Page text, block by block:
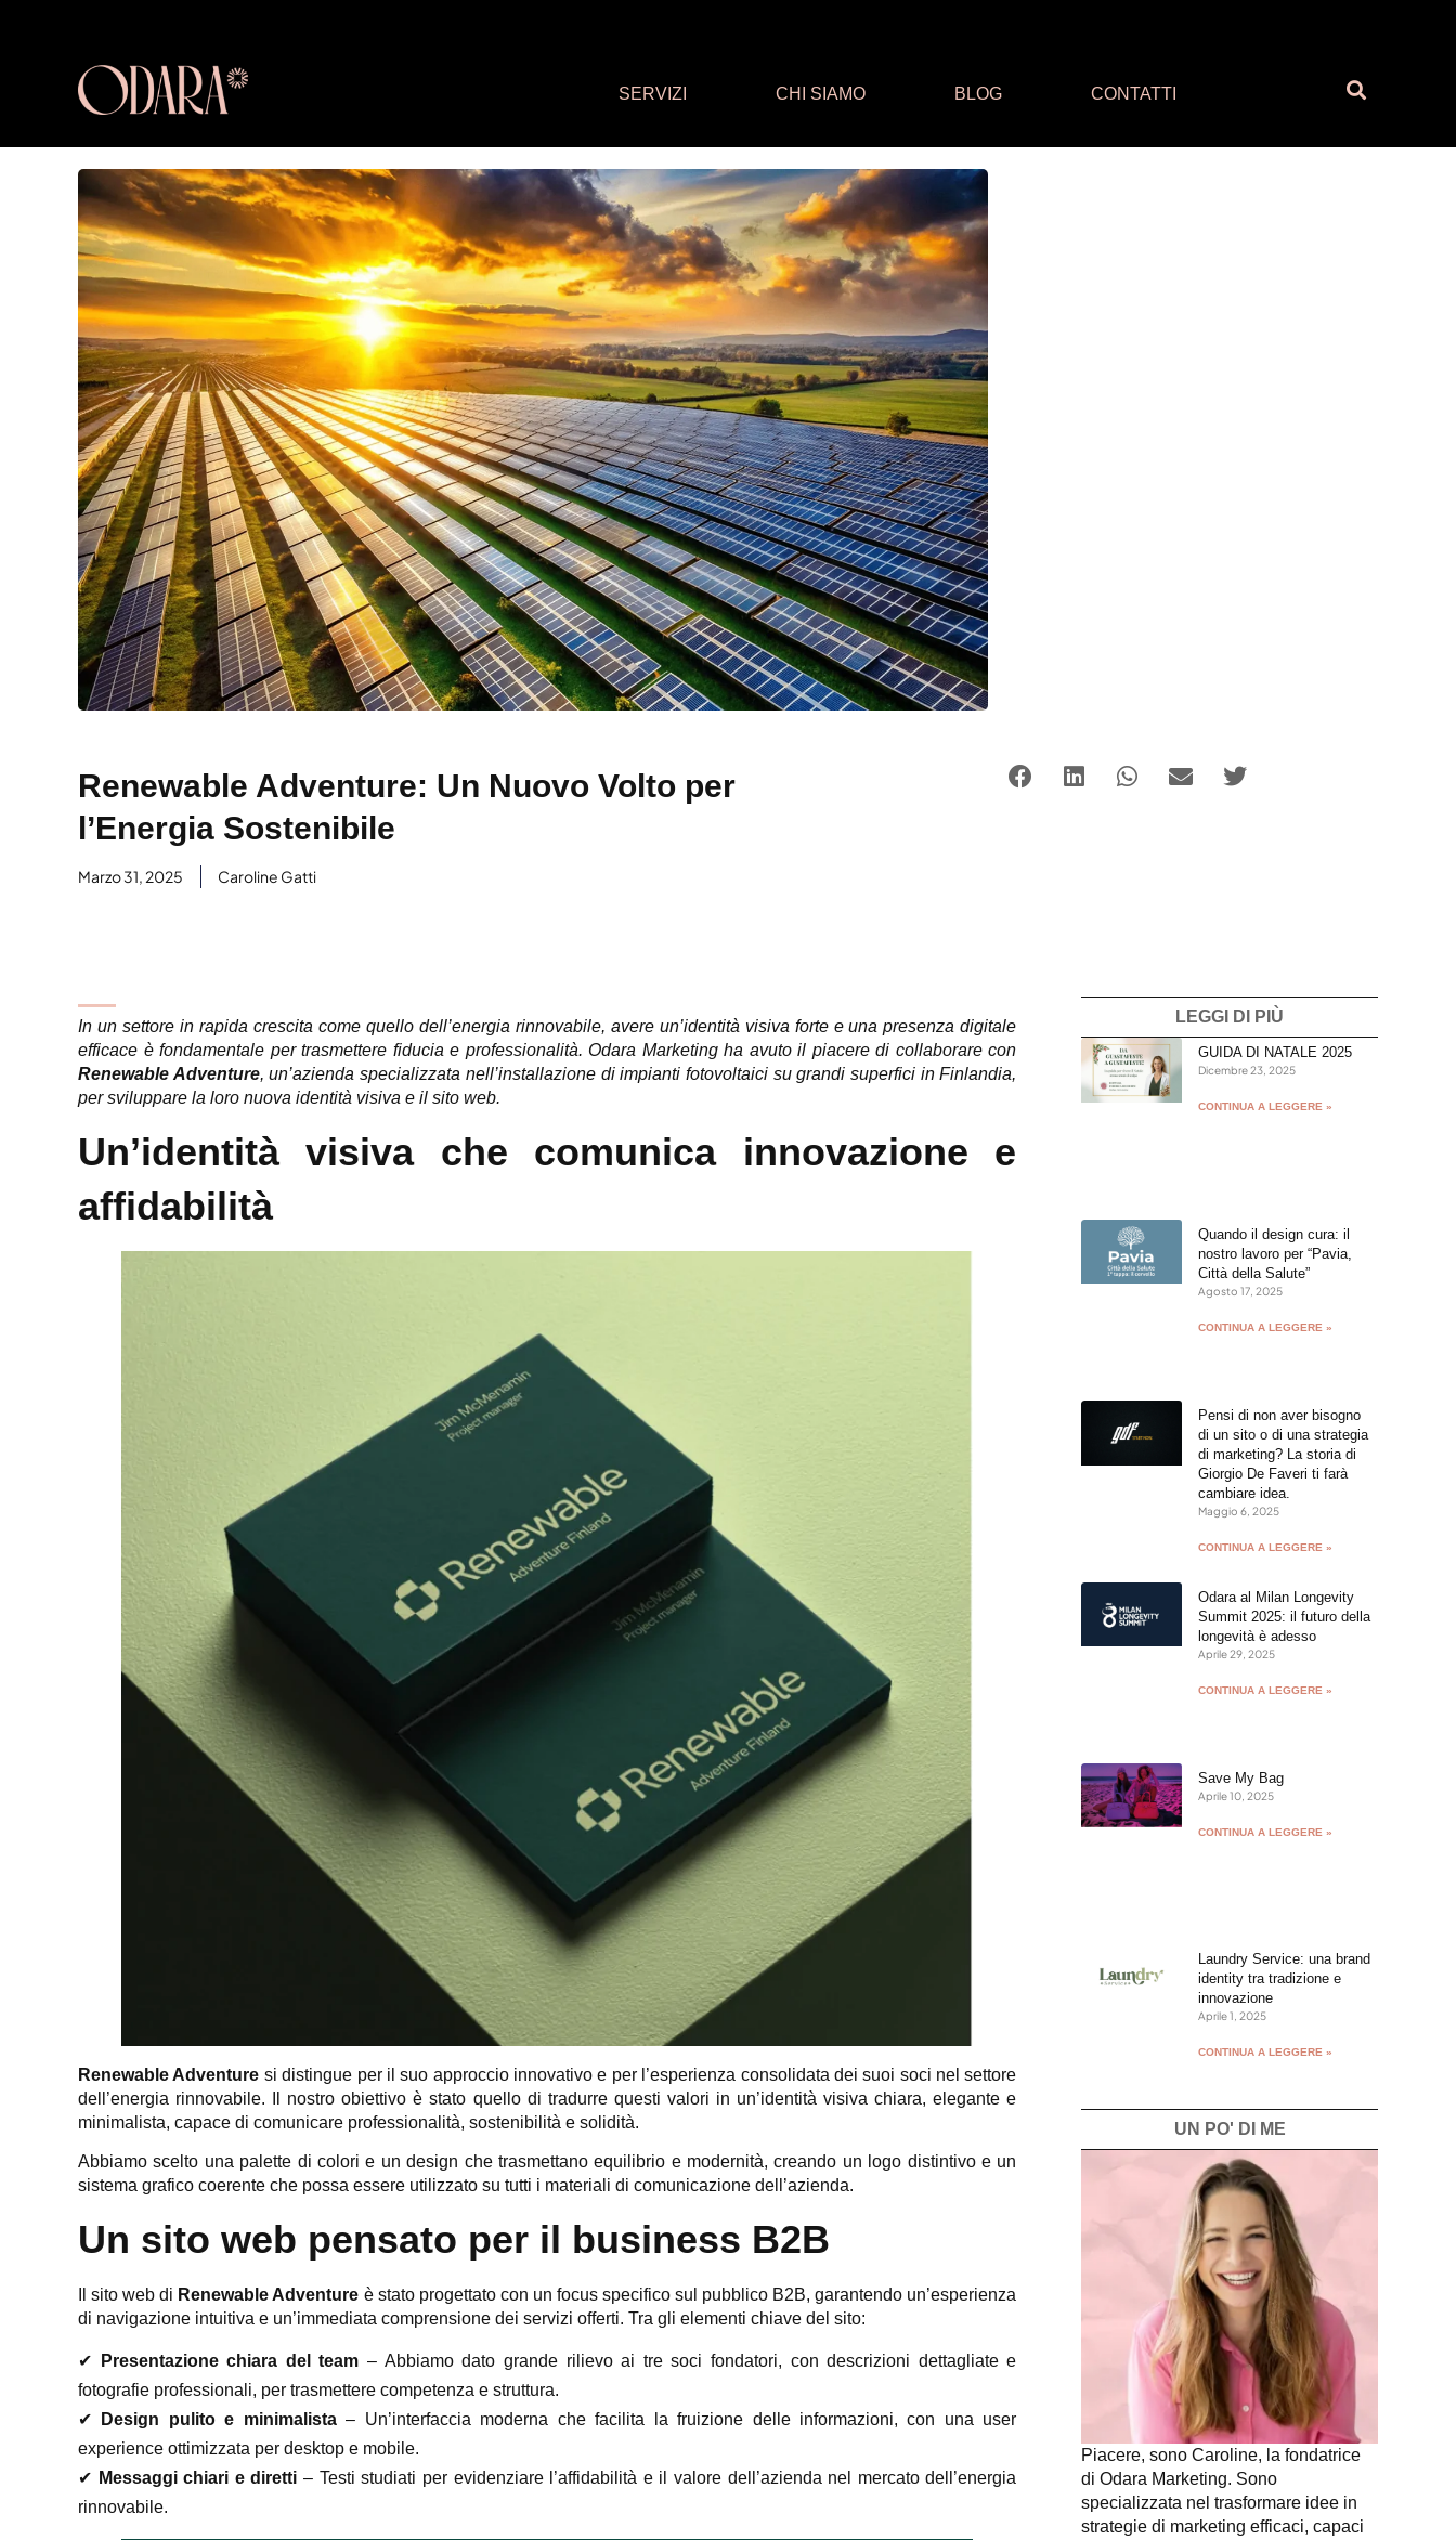
SERVIZI CHI SIAMO BLOG CONTATTI
Renewable Adventure: Un Nuovo Volto per
l’Energia Sostenibile
Marzo 31, 2025 Caroline Gatti
In un settore in rapida crescita come quello dell’energia rinnovabile, avere un’identità visiva forte e una presenza digitale
efficace è fondamentale per trasmettere fiducia e professionalità. Odara Marketing ha avuto il piacere di collaborare con
Renewable Adventure, un’azienda specializzata nell’installazione di impianti fotovoltaici su grandi superfici in Finlandia,
per sviluppare la loro nuova identità visiva e il sito web.
Un’identità visiva che comunica innovazione e
affidabilità
Renewable Adventure si distingue per il suo approccio innovativo e per l’esperienza consolidata dei suoi soci nel settore
dell’energia rinnovabile. Il nostro obiettivo è stato quello di tradurre questi valori in un’identità visiva chiara, elegante e
minimalista, capace di comunicare professionalità, sostenibilità e solidità.
Abbiamo scelto una palette di colori e un design che trasmettano equilibrio e modernità, creando un logo distintivo e un
sistema grafico coerente che possa essere utilizzato su tutti i materiali di comunicazione dell’azienda.
Un sito web pensato per il business B2B
Il sito web di Renewable Adventure è stato progettato con un focus specifico sul pubblico B2B, garantendo un’esperienza
di navigazione intuitiva e un’immediata comprensione dei servizi offerti. Tra gli elementi chiave del sito:
✔ Presentazione chiara del team – Abbiamo dato grande rilievo ai tre soci fondatori, con descrizioni dettagliate e
fotografie professionali, per trasmettere competenza e struttura.
✔
Design pulito e minimalista– Un’interfaccia moderna che facilita la fruizione delle informazioni, con una user
experience ottimizzata per desktop e mobile.
✔ Messaggi chiari e diretti – Testi studiati per evidenziare l’affidabilità e il valore dell’azienda nel mercato dell’energia
rinnovabile.
LEGGI DI PIÙ
GUIDA DI NATALE 2025
Dicembre 23, 2025
CONTINUA A LEGGERE »
Quando il design cura: il
nostro lavoro per “Pavia,
Città della Salute”
Agosto 17, 2025
CONTINUA A LEGGERE »
Pensi di non aver bisogno
di un sito o di una strategia
di marketing? La storia di
Giorgio De Faveri ti farà
cambiare idea.
Maggio 6, 2025
CONTINUA A LEGGERE »
Odara al Milan Longevity
Summit 2025: il futuro della
longevità è adesso
Aprile 29, 2025
CONTINUA A LEGGERE »
Save My Bag
Aprile 10, 2025
CONTINUA A LEGGERE »
Laundry Service: una brand
identity tra tradizione e
innovazione
Aprile 1, 2025
CONTINUA A LEGGERE »
UN PO' DI ME
Piacere, sono Caroline, la fondatrice
di Odara Marketing. Sono
specializzata nel trasformare idee in
strategie di marketing efficaci, capaci